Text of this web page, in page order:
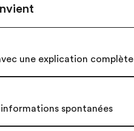
une explication complète
spontanées